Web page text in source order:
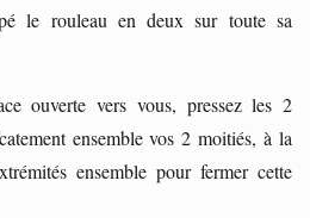
le rouleau en deux sur toute sa
ouverte vers vous, pressez les 2
ensemble vos 2 moitiés, à la
ensemble pour fermer cette